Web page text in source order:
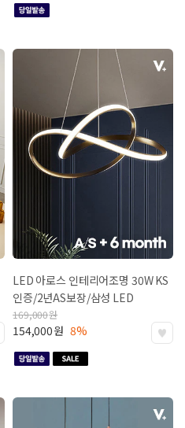
LED 아로스 인테리어조명 30WKS
인증/2년AS보장/삼성 LED
169,000원
154,000원 8%